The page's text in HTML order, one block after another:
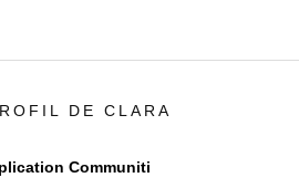
DE CLARA
Communiti